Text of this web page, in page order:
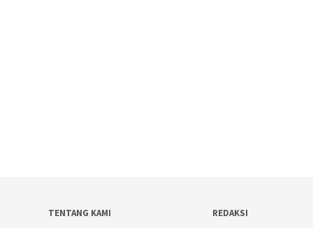
TENTANG KAMI
REDAKSI